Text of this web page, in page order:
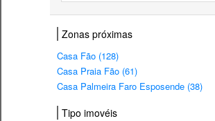
Zonas próximas
Casa Fão (128)
Casa Praia Fão (61)
Casa Palmeira Faro Esposende (38)
Tipo imovéis